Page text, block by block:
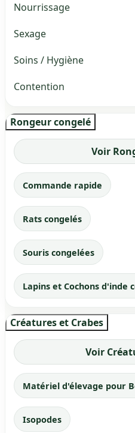
Nourrissage
Sexage
Soins / Hygiène
Contention
Rongeur congelé
Voir
Commande rapide
Rats congelés
Souris congelées
Lapins et Cochons d'inde
Créatures et Crabes
Voir
Matériel d'élevage pour
Isopodes